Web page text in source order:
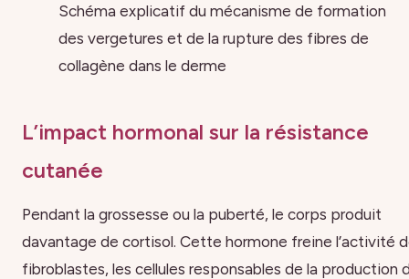
Schéma explicatif du mécanisme de formation
des vergetures et de la rupture des fibres de
collagène dans le derme
L’impact hormonal sur la résistance
cutanée
Pendant la grossesse ou la puberté, le corps produit
davantage de cortisol. Cette hormone freine l’activité
fibroblastes, les cellules responsables de la production